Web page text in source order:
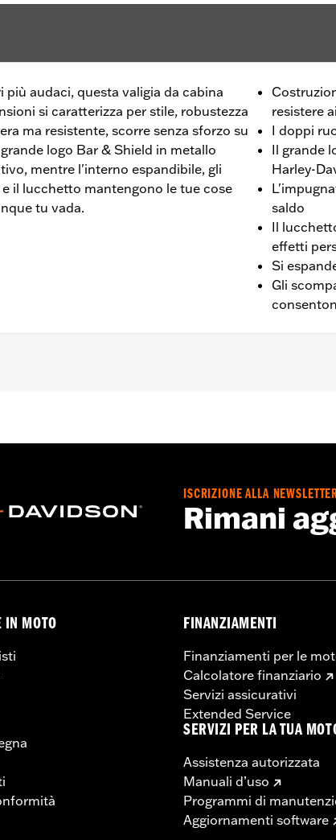
più audaci, questa valigia da cabina
si caratterizza per stile, robustezza
ma resistente, scorre senza sforzo su
logo Bar & Shield in metallo
mentre l'interno espandibile, gli
il lucchetto mantengono le tue cose
tu vada.
resistere
I doppi
Il grande
Harley-
saldo
Il
effetti
Si
Gli
71 cm x 43 cm x 28 cm
ISCRIZIONE ALLA
Rimani
IN MOTO FINANZIAMENTI
Finanziamenti per le
Calcolatore finanziario
Servizi assicurativi
Extended Service
SERVIZI PER LA TUA
Assistenza autorizzata
Manuali d’uso
Programmi di
Aggiornamenti software